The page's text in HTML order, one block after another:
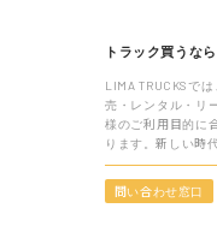
いすゞ ギ
成 27年式